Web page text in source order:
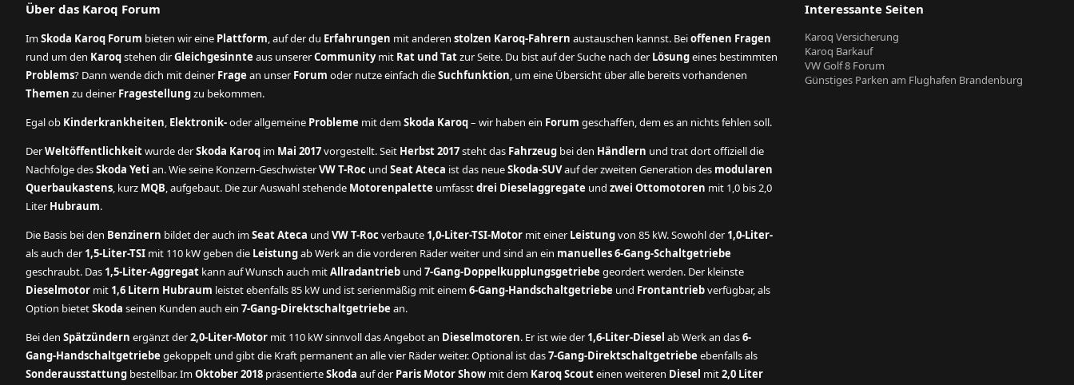
Über das Karoq Forum
ImSkoda Karoq Forum bieten wir eine Plattform, auf der du Erfahrungen mit anderen stolzen Karoq-Fahrern austauschen kannst. Beioffenen Fragen
rund um den Karoqstehen dirGleichgesinnte aus unsererCommunitymit Rat und Tatzur Seite. Du bist auf der Suche nach der Lösungeines bestimmten
Problems? Dann wende dich mit deiner Frage an unser Forum oder nutze einfach dieSuchfunktion, um eine Übersicht über alle bereits vorhandenen
Themen zu deiner Fragestellungzu bekommen.
Egal ob Kinderkrankheiten, Elektronik-oder allgemeine Probleme mit demSkoda Karoq– wir haben ein Forum geschaffen, dem es an nichts fehlen soll.
DerWeltöffentlichkeitwurde derSkoda Karoq im Mai 2017vorgestellt. Seit Herbst 2017steht das Fahrzeug bei den Händlern und trat dort offiziell die
Nachfolge desSkoda Yeti an. Wie seine Konzern-GeschwisterVW T-Roc und Seat Ateca ist das neueSkoda-SUVauf der zweiten Generation des modularen
Querbaukastens, kurz MQB, aufgebaut. Die zur Auswahl stehende Motorenpalette umfasstdrei Dieselaggregate und zwei Ottomotoren mit 1,0 bis 2,0
Liter Hubraum.
Die Basis bei den Benzinern bildet der auch imSeat Ateca und VW T-Rocverbaute 1,0-Liter-TSI-Motor mit einer Leistungvon 85 kW. Sowohl der 1,0-Liter-
als auch der 1,5-Liter-TSI mit 110 kW geben die Leistungab Werk an die vorderen Räder weiter und sind an ein manuelles 6-Gang-Schaltgetriebe
geschraubt. Das 1,5-Liter-Aggregat kann auf Wunsch auch mitAllradantrieb und 7-Gang-Doppelkupplungsgetriebe geordert werden. Der kleinste
Dieselmotor mit 1,6 Litern Hubraum leistet ebenfalls 85 kW und ist serienmäßig mit einem6-Gang-Handschaltgetriebe und Frontantriebverfügbar, als
Option bietetSkoda seinen Kunden auch ein 7-Gang-Direktschaltgetriebe an.
Bei den Spätzündern ergänzt der2,0-Liter-Motor mit 110 kW sinnvoll das Angebot an Dieselmotoren. Er ist wie der 1,6-Liter-Diesel ab Werk an das6-
Gang-Handschaltgetriebe gekoppelt und gibt die Kraft permanent an alle vier Räder weiter. Optional ist das7-Gang-Direktschaltgetriebe ebenfalls als
Sonderausstattung bestellbar. ImOktober 2018 präsentierteSkoda auf der Paris Motor Show mit dem Karoq Scouteinen weiteren Diesel mit2,0 Liter
Interessante Seiten
Karoq Versicherung
Karoq Barkauf
VW Golf 8 Forum
Günstiges Parken am Flughafen Brandenburg